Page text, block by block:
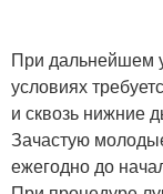
При дальнейшем
условиях
и сквозь нижние
Зачастую
ежегодно до